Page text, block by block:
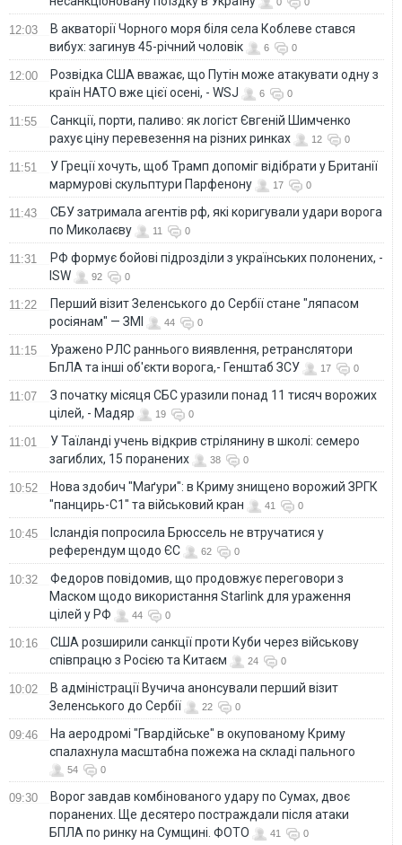
12:03
В акваторії Чорного моря біля села Коблеве стався
вибух: загинув 45-річний чоловік
6 0
12:00
Розвідка США вважає, що Путін може атакувати одну з
країн НАТО вже цієї осені, - WSJ
6 0
11:55
Санкції, порти, паливо: як логіст Євгеній Шимченко
рахує ціну перевезення на різних ринках
12 0
11:51
У Греції хочуть, щоб Трамп допоміг відібрати у Британії
мармурові скульптури Парфенону
17 0
11:43
СБУ затримала агентів рф, які коригували удари ворога
по Миколаєву
11 0
11:31
РФ формує бойові підрозділи з українських полонених, -
ISW
92 0
11:22
Перший візит Зеленського до Сербії стане "ляпасом
росіянам" — ЗМІ
44 0
11:15
Уражено РЛС раннього виявлення, ретранслятори
БпЛА та інші об'єкти ворога,- Генштаб ЗСУ
17 0
11:07
З початку місяця СБС уразили понад 11 тисяч ворожих
цілей, - Мадяр
19 0
11:01
У Таїланді учень відкрив стрілянину в школі: семеро
загиблих, 15 поранених
38 0
10:52
Нова здобич "Маґури": в Криму знищено ворожий ЗРГК
"панцирь-С1" та військовий кран
41 0
10:45
Ісландія попросила Брюссель не втручатися у
референдум щодо ЄС
62 0
10:32
Федоров повідомив, що продовжує переговори з
Маском щодо використання Starlink для ураження
цілей у РФ
44 0
10:16
США розширили санкції проти Куби через військову
співпрацю з Росією та Китаєм
24 0
10:02
В адміністрації Вучича анонсували перший візит
Зеленського до Сербії
22 0
09:46
На аеродромі "Гвардійське" в окупованому Криму
спалахнула масштабна пожежа на складі пального
54 0
09:30
Ворог завдав комбінованого удару по Сумах, двоє
поранених. Ще десятеро постраждали після атаки
БПЛА по ринку на Сумщині. ФОТО
41 0